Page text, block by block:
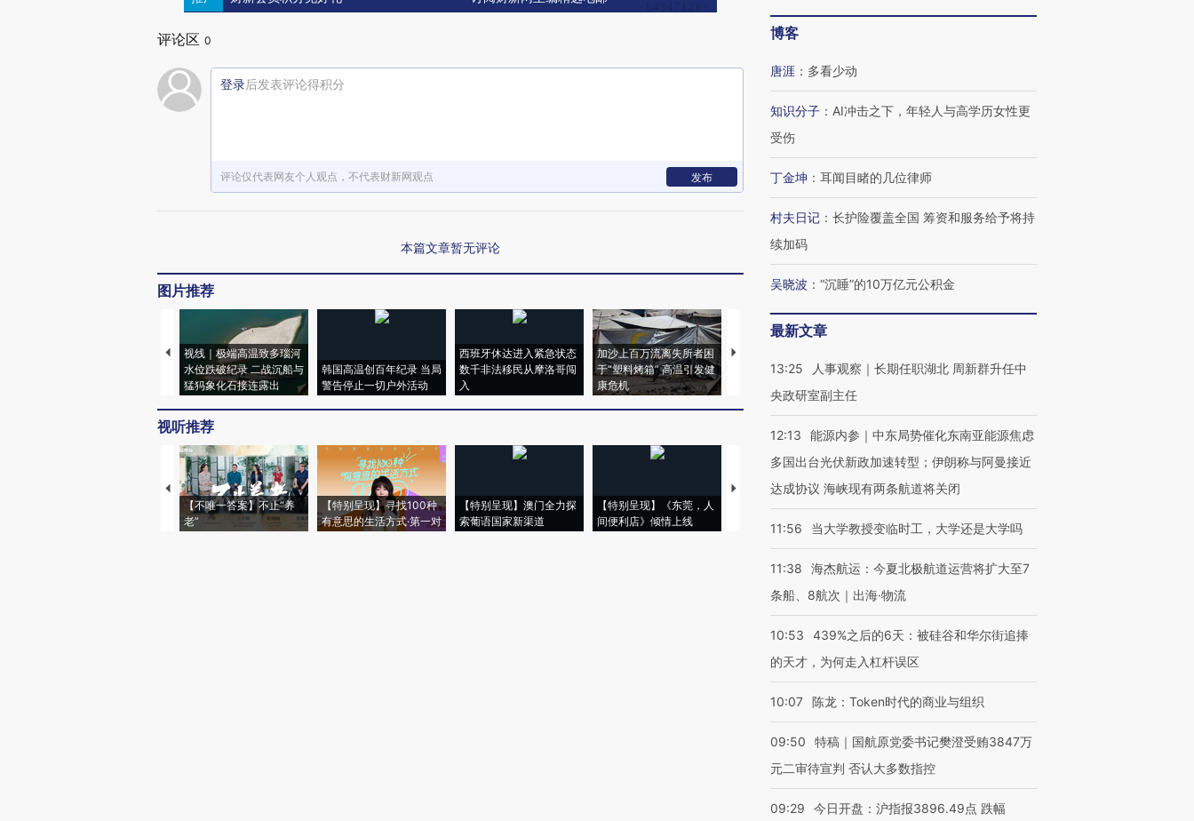
评论区 0
登录后发表评论得积分
评论仅代表网友个人观点，不代表财新网观点 发布
本篇文章暂无评论
图片推荐
视线｜极端高温致多瑙河
水位跌破纪录 二战沉船与
猛犸象化石接连露出
韩国高温创百年纪录 当局
警告停止一切户外活动
西班牙休达进入紧急状态
数千非法移民从摩洛哥闯
入
加沙上百万流离失所者困
于“塑料烤箱” 高温引发健
康危机
视线｜HYROX的吸金
术：是什么让中产们甘
粒摇头丸 尿检体内含3种
度Z世代 用街头抗争将教
视听推荐
【不唯一答案】不止“养
老”
【特别呈现】寻找100种
有意思的生活方式·第一对
【特别呈现】澳门全力探
索葡语国家新渠道
【特别呈现】《东莞，人
间便利店》倾情上线
【推广】走进第四届链博
会，让数智科技“链”接产
【特别呈现】寻找100种
有意思的生活方式·第三对
CFO：不靠规模取胜，华
住三大增长引擎是什么？
博客
唐涯 ： 多看少动
知识分子 ： AI冲击之下，年轻人与高学历女性更
受伤
丁金坤 ： 耳闻目睹的几位律师
村夫日记 ： 长护险覆盖全国 筹资和服务给予将持
续加码
吴晓波 ： “沉睡”的10万亿元公积金
最新文章
13:25
人事观察｜长期任职湖北 周新群升任中
央政研室副主任
12:13
能源内参｜中东局势催化东南亚能源焦虑
多国出台光伏新政加速转型；伊朗称与阿曼接近
达成协议 海峡现有两条航道将关闭
11:56 当大学教授变临时工，大学还是大学吗
11:38
海杰航运：今夏北极航道运营将扩大至7
条船、8航次｜出海·物流
10:53
439%之后的6天：被硅谷和华尔街追捧
的天才，为何走入杠杆误区
10:07 陈龙：Token时代的商业与组织
09:50
特稿｜国航原党委书记樊澄受贿3847万
元二审待宣判 否认大多数指控
09:29
今日开盘：沪指报3896.49点 跌幅